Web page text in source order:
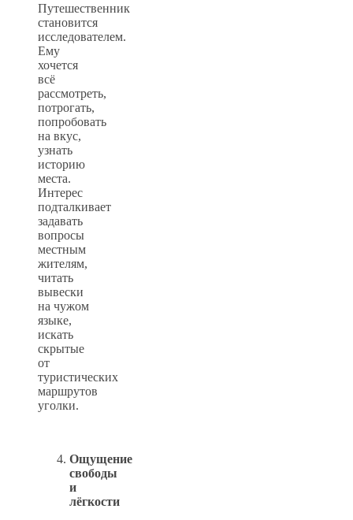
Путешественник
становится
исследователем.
Ему
хочется
всё
рассмотреть,
потрогать,
попробовать
на вкус,
узнать
историю
места.
Интерес
подталкивает
задавать
вопросы
местным
жителям,
читать
вывески
на чужом
языке,
искать
скрытые
от
туристических
маршрутов
уголки.
Ощущение
свободы
и
лёгкости